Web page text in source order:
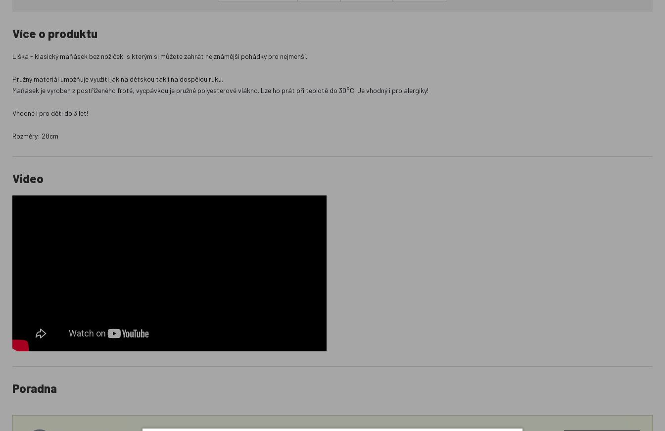
Více o produktu
Liška - klasický maňásek bez nožiček, s kterým si můžete zahrát nejznámější pohádky pro nejmenší.
Pružný materiál umožňuje využití jak na dětskou tak i na dospělou ruku.
Maňásek je vyroben z postřiženého froté, vycpávkou je pružné polyesterové vlákno. Lze ho prát při teplotě do 30°C. Je vhodný i pro alergiky!
Vhodné i pro děti do 3 let!
Rozměry: 28cm
Video
Poradna